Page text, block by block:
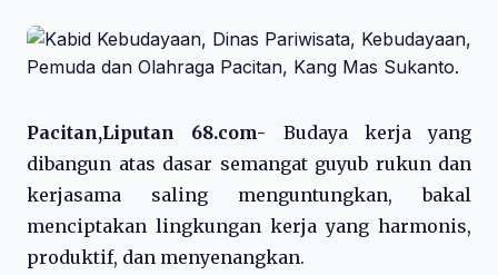
Pacitan,Liputan 68.com- Budaya kerja yang
dibangun atas dasar semangat guyub rukun dan
kerjasama saling menguntungkan, bakal
menciptakan lingkungan kerja yang harmonis,
produktif, dan menyenangkan.